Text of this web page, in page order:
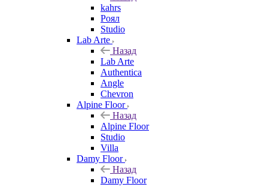
kahrs
Роял
Studio
Lab Arte
Назад
Lab Arte
Authentica
Angle
Chevron
Alpine Floor
Назад
Alpine Floor
Studio
Villa
Damy Floor
Назад
Damy Floor